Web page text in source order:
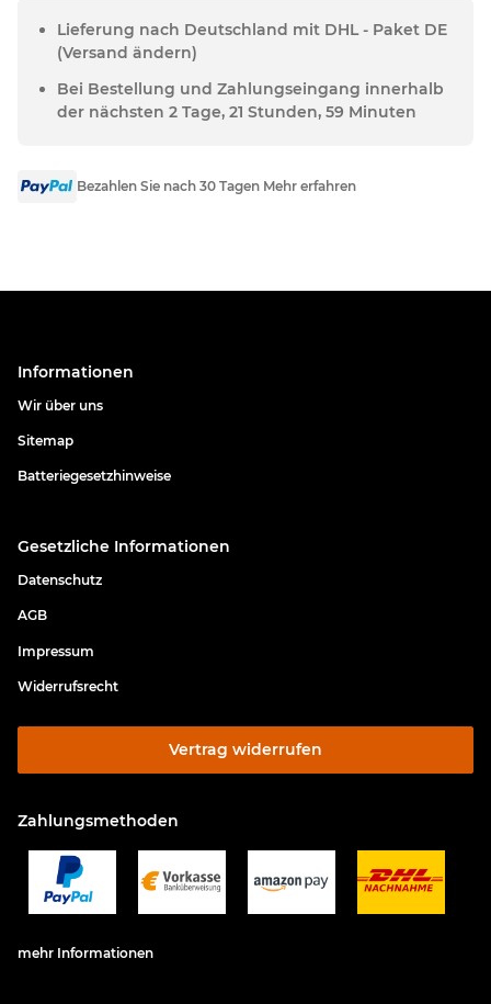
Lieferung nach Deutschland mit DHL - Paket DE
(Versand ändern)
Bei Bestellung und Zahlungseingang innerhalb
der nächsten 2 Tage, 21 Stunden, 59 Minuten
Bezahlen Sie nach 30 Tagen Mehr erfahren
Informationen
Wir über uns
Sitemap
Batteriegesetzhinweise
Gesetzliche Informationen
Datenschutz
AGB
Impressum
Widerrufsrecht
Vertrag widerrufen
Zahlungsmethoden
mehr Informationen